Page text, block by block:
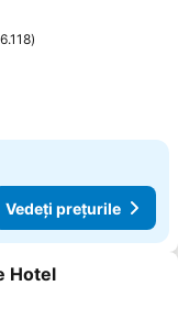
6.118
Vedeți prețurile
favorite
Hotel